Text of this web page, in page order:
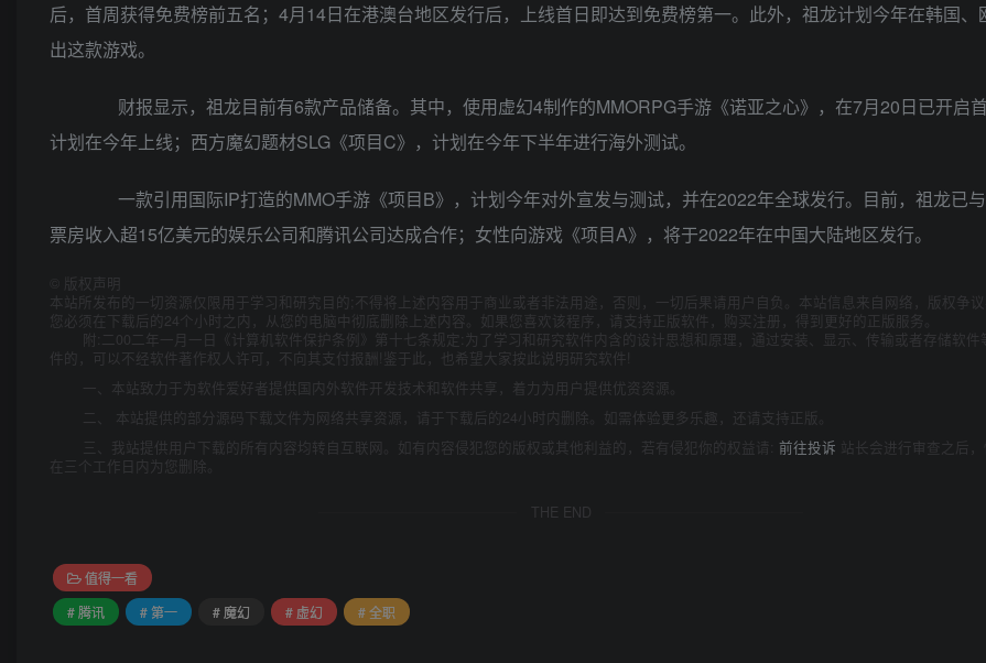
后，首周获得免费榜前五名；4月14日在港澳台地区发行后，上线首日即达到免费榜第一。此外，祖龙计划今年在韩国、
出这款游戏。
财报显示，祖龙目前有6款产品储备。其中，使用虚幻4制作的MMORPG手游《诺亚之心》，在7月20日已开启首
计划在今年上线；西方魔幻题材SLG《项目C》，计划在今年下半年进行海外测试。
一款引用国际IP打造的MMO手游《项目B》，计划今年对外宣发与测试，并在2022年全球发行。目前，祖龙已
票房收入超15亿美元的娱乐公司和腾讯公司达成合作；女性向游戏《项目A》，将于2022年在中国大陆地区发行。
版权声明
本站所发布的一切资源仅限用于学习和研究目的;不得将上述内容用于商业或者非法用途，否则，一切后果请用户自负。本站信息来自网络，版权争议
您必须在下载后的24个小时之内，从您的电脑中彻底删除上述内容。如果您喜欢该程序，请支持正版软件，购买注册，得到更好的正版服务。
附:二00二年一月一日《计算机软件保护条例》第十七条规定:为了学习和研究软件内含的设计思想和原理，通过安装、显示、传输或者存储软件
件的，可以不经软件著作权人许可，不向其支付报酬!鉴于此，也希望大家按此说明研究软件!
一、本站致力于为软件爱好者提供国内外软件开发技术和软件共享，着力为用户提供优资资源。
二、 本站提供的部分源码下载文件为网络共享资源，请于下载后的24小时内删除。如需体验更多乐趣，还请支持正版。
三、我站提供用户下载的所有内容均转自互联网。如有内容侵犯您的版权或其他利益的，若有侵犯你的权益请: 前往投诉 站长会进行审查之后
在三个工作日内为您删除。
THE END
值得一看
# 腾讯
# 第一 # 魔幻 # 虚幻 # 全职